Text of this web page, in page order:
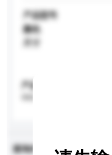
产品型号
颜色
产品规格
查询内容